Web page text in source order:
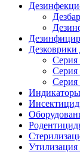
Дезковрики
Индикаторы
Утилизация